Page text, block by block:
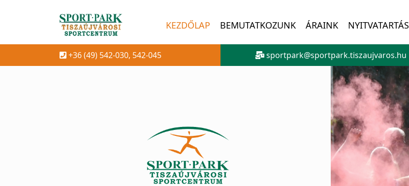
KEZDŐLAP BEMUTATKOZUNK ÁRAINK NYITVATARTÁS
+36 (49) 542-030, 542-045 sportpark@sportpark.tiszaujvaros.hu